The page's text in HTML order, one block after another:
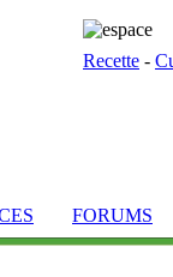
Recette -
FORUMS